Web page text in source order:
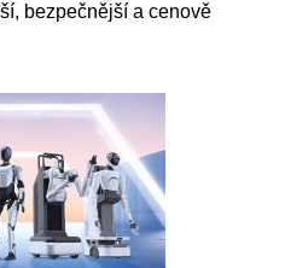
bezpečnější a cenově